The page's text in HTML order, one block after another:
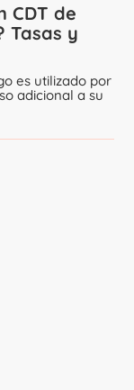
CDT de
Tasas y
es utilizado por
adicional a su